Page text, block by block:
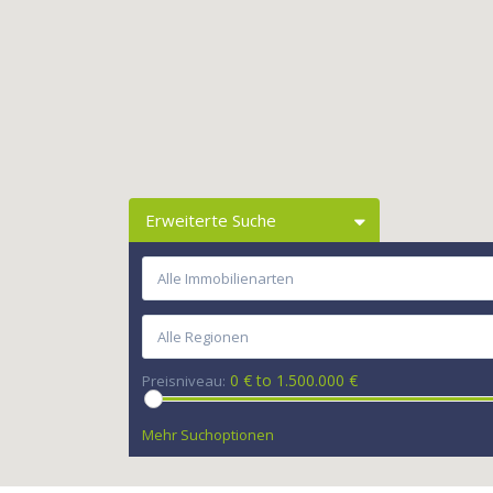
Erweiterte Suche
Alle Immobilienarten
Alle Regionen
Preisniveau: 0 € to 1.500.000 €
Mehr Suchoptionen